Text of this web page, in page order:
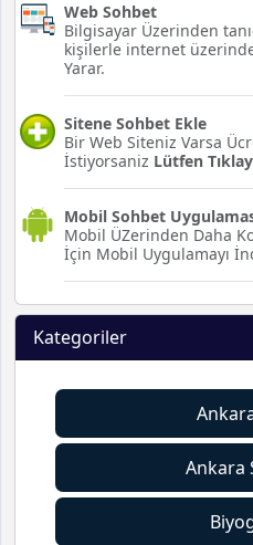
Web Sohbet
Bilgisayar Üzerinden
kişilerle internet
Yarar.
Sitene Sohbet Ekle
Bir Web Siteniz Varsa
İstiyorsaniz Lütfen
Mobil Sohbet
Mobil ÜZerinden Daha
İçin Mobil Uygulamayı
Kategoriler
Ankara